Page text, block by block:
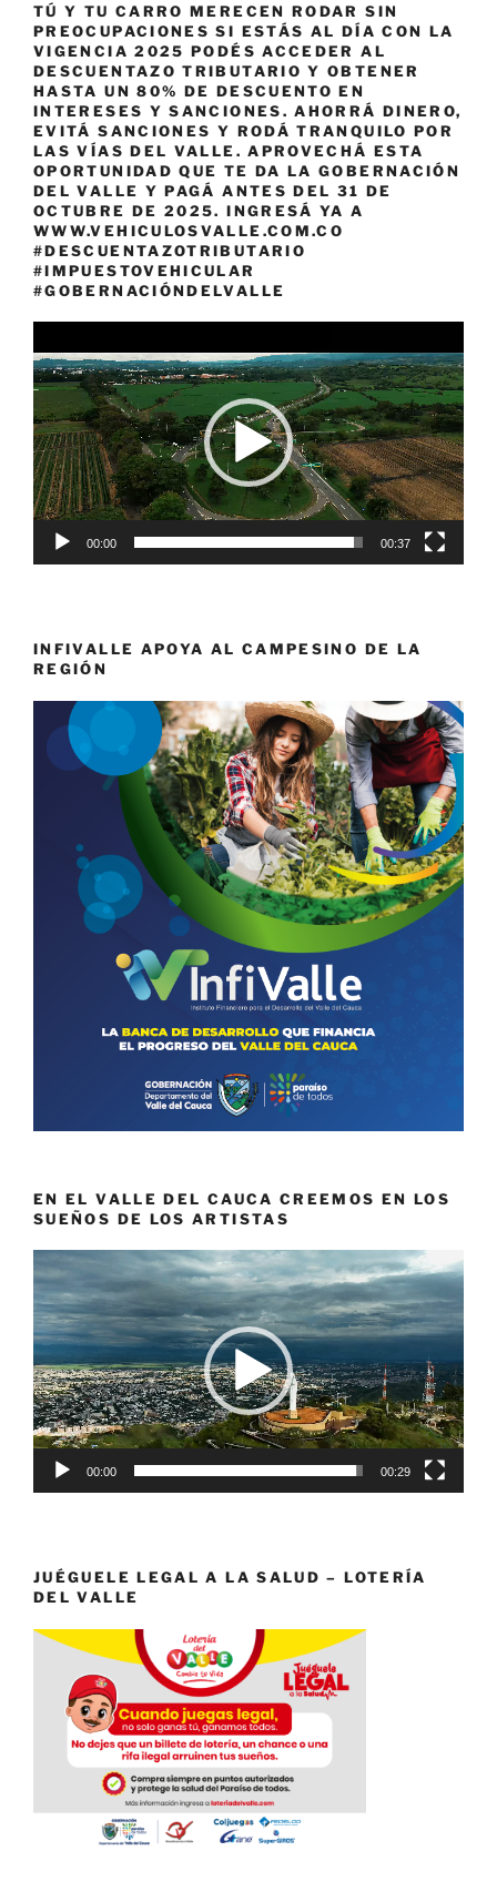
TÚ Y TU CARRO MERECEN RODAR SIN
PREOCUPACIONES SI ESTÁS AL DÍA CON LA
VIGENCIA 2025 PODÉS ACCEDER AL
DESCUENTAZO TRIBUTARIO Y OBTENER
HASTA UN 80% DE DESCUENTO EN
INTERESES Y SANCIONES. AHORRÁ DINERO,
EVITÁ SANCIONES Y RODÁ TRANQUILO POR
LAS VÍAS DEL VALLE. APROVECHÁ ESTA
OPORTUNIDAD QUE TE DA LA GOBERNACIÓN
DEL VALLE Y PAGÁ ANTES DEL 31 DE
OCTUBRE DE 2025. INGRESÁ YA A
WWW.VEHICULOSVALLE.COM.CO
#DESCUENTAZOTRIBUTARIO
#IMPUESTOVEHICULAR
#GOBERNACIÓNDELVALLE
de
vídeo
00:00 00:37
INFIVALLE APOYA AL CAMPESINO DE LA
REGIÓN
EN EL VALLE DEL CAUCA CREEMOS EN LOS
SUEÑOS DE LOS ARTISTAS
Reproductor
de
vídeo
00:00 00:29
JUÉGUELE LEGAL A LA SALUD – LOTERÍA
DEL VALLE